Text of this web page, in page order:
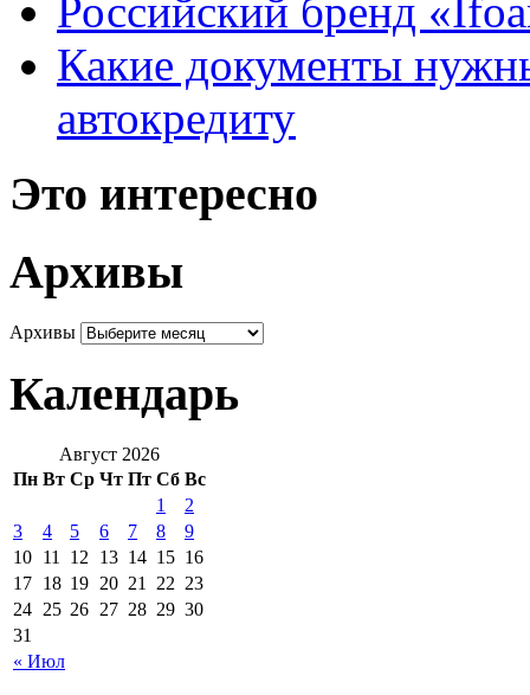
Российский бренд
Какие документы
автокредиту
Это интересно
Архивы
Архивы
Календарь
Август 2026
Пн Вт Ср Чт Пт Сб Вс
« Июл
1
2
3
4 5 6 7 8
9
10 11 12 13 14 15 16
17 18 19 20 21 22 23
24 25 26 27 28 29 30
31